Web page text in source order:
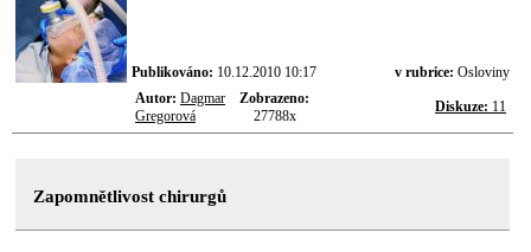
Publikováno: 10.12.2010 10:17 v rubrice: Osloviny
Autor: Dagmar
Gregorová
Zobrazeno:
27788x
Diskuze: 11
Zapomnětlivost chirurgů